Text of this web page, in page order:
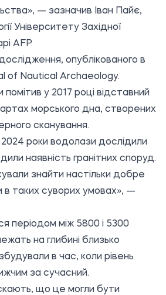
— зазначив Іван Пайє,
Університету Західної
AFP.
опублікованого в
of Nautical Archaeology.
у 2017 році відставний
морського дна, створених
сканування.
роки водолази дослідили
наявність гранітних споруд.
знайти настільки добре
в таких суворих умовах», —
періодом між 5800 і 5300
на глибині близько
в час, коли рівень
за сучасний.
що це могли бути